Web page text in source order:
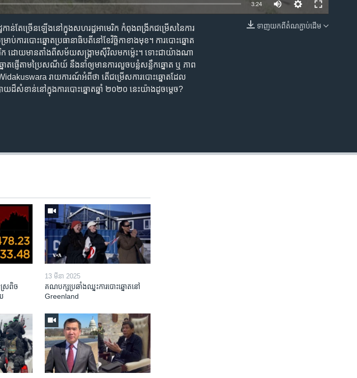
EMBED
3:24
ទាញ​យក​ពី​តំណភ្ជាប់​ដើម
ន់តែ​ច្រើន​ឡើង​នៅក្នុង​សហរដ្ឋ​អាមេរិក កំពុង​ពង្រីក​ជម្រើស​នៃ​ការ
ការបោះឆ្នោត​ប្រធានាធិបតី​នៅខែ​វិច្ឆិកា​​ខាង​មុខ។ ការបោះឆ្នោត​
ក ដោយ​មានតាំង​ពី​សម័យ​​សង្គ្រាម​ស៊ីវិល​មក​ម្ល៉េះ។ ទោះ​ជាយ៉ាងណា​
ផ្ញើ​តាម​ប្រៃសណីយ៍ នឹង​នាំឲ្យ​មាន​ការលួច​បន្លំ​សន្លឹក​ឆ្នោត ឬ ភាព​
Widakuswara រាយការណ៍​អំពី​ថា ​តើ​ជម្រើស​ការបោះឆ្នោត​ដែល​
យ​ដ៏សំខាន់​នៅ​ក្នុង​ការបោះឆ្នោត​ឆ្នាំ ២០២០ នេះ​យ៉ាង​ដូច​ម្តេច?
ស្រពិច
13 មីនា 2025
គណបក្ស​ប្រឆាំង​ឈ្នះ​ការបោះឆ្នោត​នៅ
Greenland